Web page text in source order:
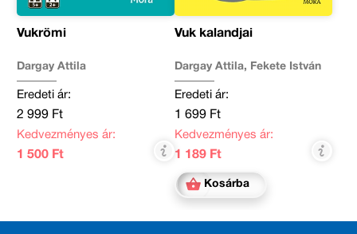
Vukrömi
Dargay Attila
Eredeti ár:
2 999 Ft
Kedvezményes ár:
1 500 Ft
Vuk kalandjai
Dargay Attila, Fekete István
Eredeti ár:
1 699 Ft
Kedvezményes ár:
1 189 Ft
Kosárba